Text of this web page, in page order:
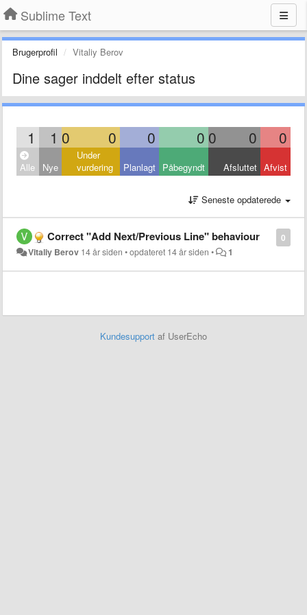
Sublime Text
Brugerprofil Vitaliy Berov
Dine sager inddelt efter status
1 1 0 0 0 0 0 0 0
Alle Nye
Under
vurdering
Planlagt Påbegyndt Afsluttet Afvist
Seneste opdaterede
0
Correct "Add Next/Previous Line" behaviour
Vitaliy Berov 14 år siden •opdateret 14 år siden • 1
Kundesupport af UserEcho